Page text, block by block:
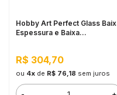
Hobby Art Perfect Glass
Espessura e Baixa
R$ 304,70
ou 4xde R$ 76,18 sem juros